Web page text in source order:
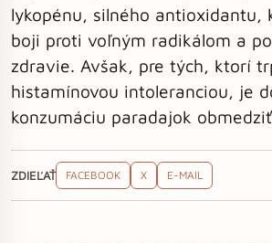
lykopénu, silného antioxidantu,
boji proti voľným radikálom a
zdravie. Avšak, pre tých, ktorí
histamínovou intoleranciou, je
konzumáciu paradajok
ZDIEĽAŤ FACEBOOK X E-MAIL